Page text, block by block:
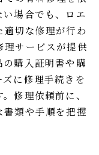
場合でも、ロエ
切な修理が行わ
理サービスが提供
購入証明書や購
に修理手続きを
修理依頼前に、
類や手順を把握